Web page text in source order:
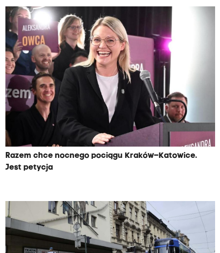
Razem chce nocnego pociągu Kraków–Katowice.
Jest petycja